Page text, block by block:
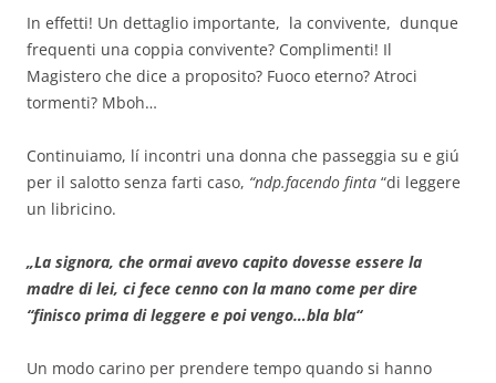
In effetti! Un dettaglio importante, la convivente, dunque
frequenti una coppia convivente? Complimenti! Il
Magistero che dice a proposito? Fuoco eterno? Atroci
tormenti? Mboh…
Continuiamo, lí incontri una donna che passeggia su e giú
per il salotto senza farti caso, “ndp.facendo finta “di leggere
un libricino.
„La signora, che ormai avevo capito dovesse essere la
madre di lei, ci fece cenno con la mano come per dire
“finisco prima di leggere e poi vengo…bla bla“
Un modo carino per prendere tempo quando si hanno